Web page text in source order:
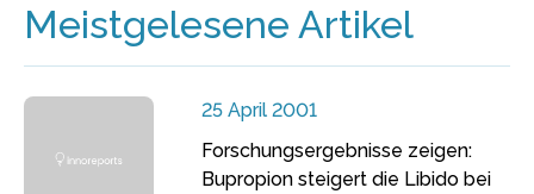
Meistgelesene Artikel
25 April 2001
Forschungsergebnisse zeigen:
Bupropion steigert die Libido bei